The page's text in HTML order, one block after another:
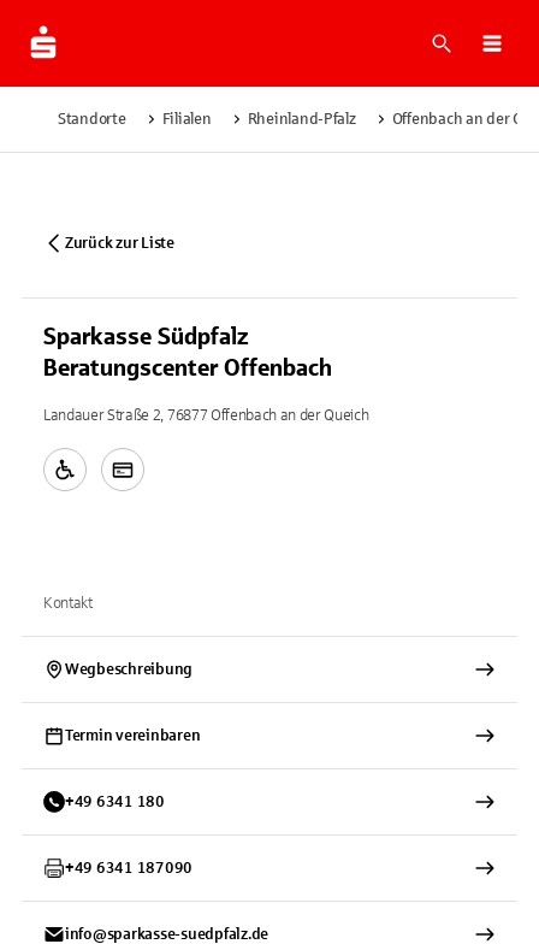
Suche
Standorte Filialen Rheinland-Pfalz Offenbach an der
Zurück zur Liste
Sparkasse Südpfalz
Beratungscenter Offenbach
Landauer Straße 2, 76877 Offenbach an der Queich
Kontakt
Wegbeschreibung
Termin vereinbaren
+49 6341 180
+49 6341 187090
info@sparkasse-suedpfalz.de